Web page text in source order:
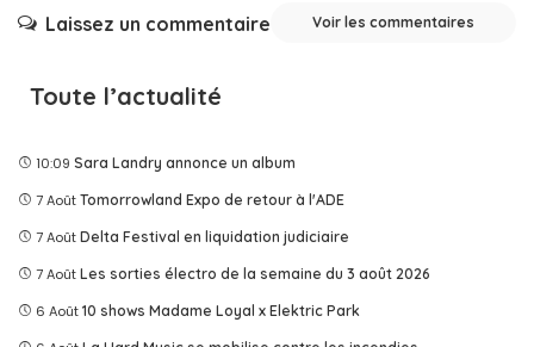
Laissez un commentaire Voir les commentaires
Toute l’actualité
10:09 Sara Landry annonce un album
7 Août Tomorrowland Expo de retour à l'ADE
7 Août Delta Festival en liquidation judiciaire
7 Août Les sorties électro de la semaine du 3 août 2026
6 Août 10 shows Madame Loyal x Elektric Park